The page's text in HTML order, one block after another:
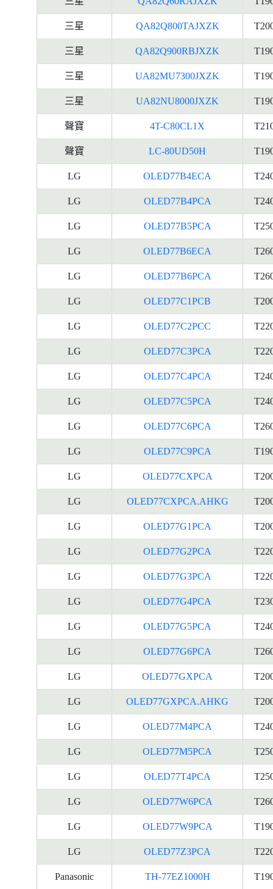
三星 QA82Q800TAJXZK
三星 QA82Q900RBJXZK
三星 UA82MU7300JXZK
三星 UA82NU8000JXZK
聲寶 4T-C80CL1X
聲寶 LC-80UD50H
LG OLED77B4ECA
LG OLED77B4PCA
LG OLED77B5PCA
LG OLED77B6ECA
LG OLED77B6PCA
LG OLED77C1PCB
LG OLED77C2PCC
LG OLED77C3PCA
LG OLED77C4PCA
LG OLED77C5PCA
LG OLED77C6PCA
LG OLED77C9PCA
LG OLED77CXPCA
LG OLED77CXPCA.AHKG
LG OLED77G1PCA
LG OLED77G2PCA
LG OLED77G3PCA
LG OLED77G4PCA
LG OLED77G5PCA
LG OLED77G6PCA
LG OLED77GXPCA
LG OLED77GXPCA.AHKG
LG OLED77M4PCA
LG OLED77M5PCA
LG OLED77T4PCA
LG OLED77W6PCA
LG OLED77W9PCA
LG OLED77Z3PCA
Panasonic TH-77EZ1000H